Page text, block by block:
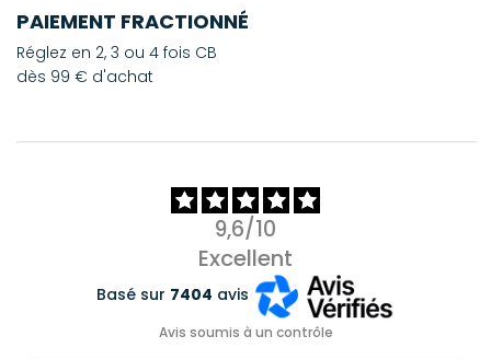
PAIEMENT FRACTIONNÉ
Réglez en 2, 3 ou 4 fois CB
dès 99 € d'achat
9,6/10
Excellent
Basé sur 7404 avis
Avis soumis à un contrôle